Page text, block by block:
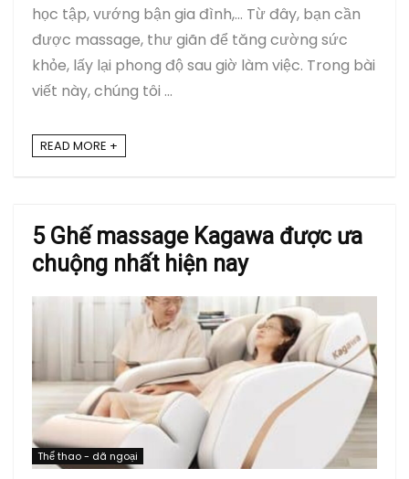
học tập, vướng bận gia đình,… Từ đây, bạn cần
được massage, thư giãn để tăng cường sức
khỏe, lấy lại phong độ sau giờ làm việc. Trong bài
viết này, chúng tôi ...
READ MORE +
5 Ghế massage Kagawa được ưa
chuộng nhất hiện nay
Thể thao - dã ngoại